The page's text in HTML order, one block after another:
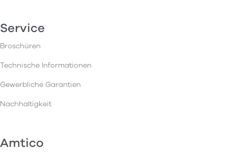
Service
Broschüren
Technische Informationen
Gewerbliche Garantien
Nachhaltigkeit
Amtico